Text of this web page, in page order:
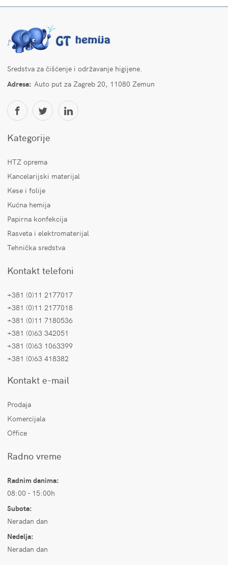
Sredstva za čišćenje i održavanje higijene.
Adresa: Auto put za Zagreb 20, 11080 Zemun
Kategorije
HTZ oprema
Kancelarijski materijal
Kese i folije
Kućna hemija
Papirna konfekcija
Rasveta i elektromaterijal
Tehnička sredstva
Kontakt telefoni
+381 (0)11 2177017
+381 (0)11 2177018
+381 (0)11 7180536
+381 (0)63 342051
+381 (0)63 1063399
+381 (0)63 418382
Kontakt e-mail
Prodaja
Komercijala
Office
Radno vreme
Radnim danima:
08:00 - 15:00h
Subota:
Neradan dan
Nedelja:
Neradan dan